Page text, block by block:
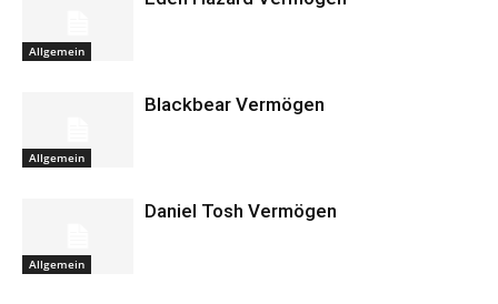
Allgemein
Allgemein
Blackbear Vermögen
Allgemein
Daniel Tosh Vermögen